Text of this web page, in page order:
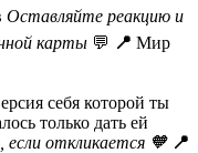
Оставляйте реакцию и
карты 💬 📍 Мир
себя которой ты
только дать ей
откликается 🧡 📍